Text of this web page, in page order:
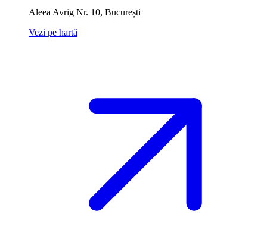
Aleea Avrig Nr. 10, București
Vezi pe hartă